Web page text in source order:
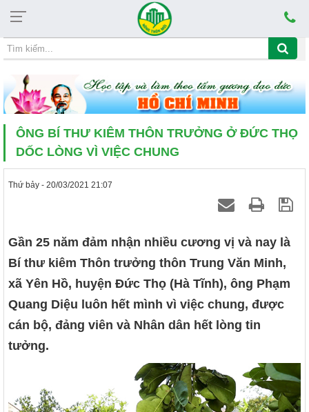
Thứ năm, 06/08/2026, 08:28
CHỦ ĐỀ HỌC TẬP VÀ LÀM THEO TẤM GƯƠNG
ÔNG BÍ THƯ KIÊM THÔN TRƯỞNG Ở ĐỨC THỌ
DỐC LÒNG VÌ VIỆC CHUNG
Thứ bảy - 20/03/2021 21:07
Gần 25 năm đảm nhận nhiều cương vị và nay là
Bí thư kiêm Thôn trưởng thôn Trung Văn Minh,
xã Yên Hồ, huyện Đức Thọ (Hà Tĩnh), ông Phạm
Quang Diệu luôn hết mình vì việc chung, được
cán bộ, đảng viên và Nhân dân hết lòng tin
tưởng.